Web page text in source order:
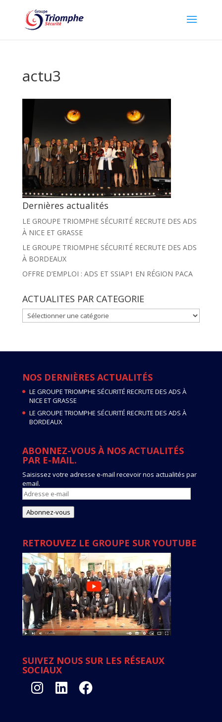
actu3
Dernières actualités
LE GROUPE TRIOMPHE SÉCURITÉ RECRUTE DES ADS
À NICE ET GRASSE
LE GROUPE TRIOMPHE SÉCURITÉ RECRUTE DES ADS
À BORDEAUX
OFFRE D’EMPLOI : ADS ET SSIAP1 EN RÉGION PACA
ACTUALITES PAR CATEGORIE
ACTUALITES
PAR
NOS DERNIÈRES ACTUALITÉS
LE GROUPE TRIOMPHE SÉCURITÉ RECRUTE DES ADS À
NICE ET GRASSE
LE GROUPE TRIOMPHE SÉCURITÉ RECRUTE DES ADS À
BORDEAUX
ABONNEZ-VOUS À NOS ACTUALITÉS
PAR E-MAIL.
Saisissez votre adresse e-mail recevoir nos actualités par
email.
Adresse
e-
mail
Abonnez-vous
RETROUVEZ LE GROUPE SUR YOUTUBE
SUIVEZ NOUS SUR LES RÉSEAUX
SOCIAUX
InstagramLinkedIn Facebook